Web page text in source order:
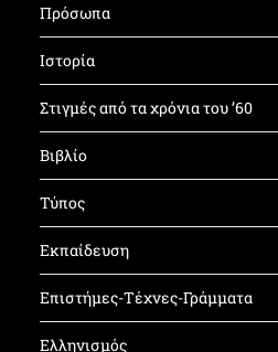
Πρόσωπα
Ιστορία
Στιγμές από τα χρόνια του ’60
Βιβλίο
Τύπος
Εκπαίδευση
Επιστήμες-Τέχνες-Γράμματα
Ελληνισμός